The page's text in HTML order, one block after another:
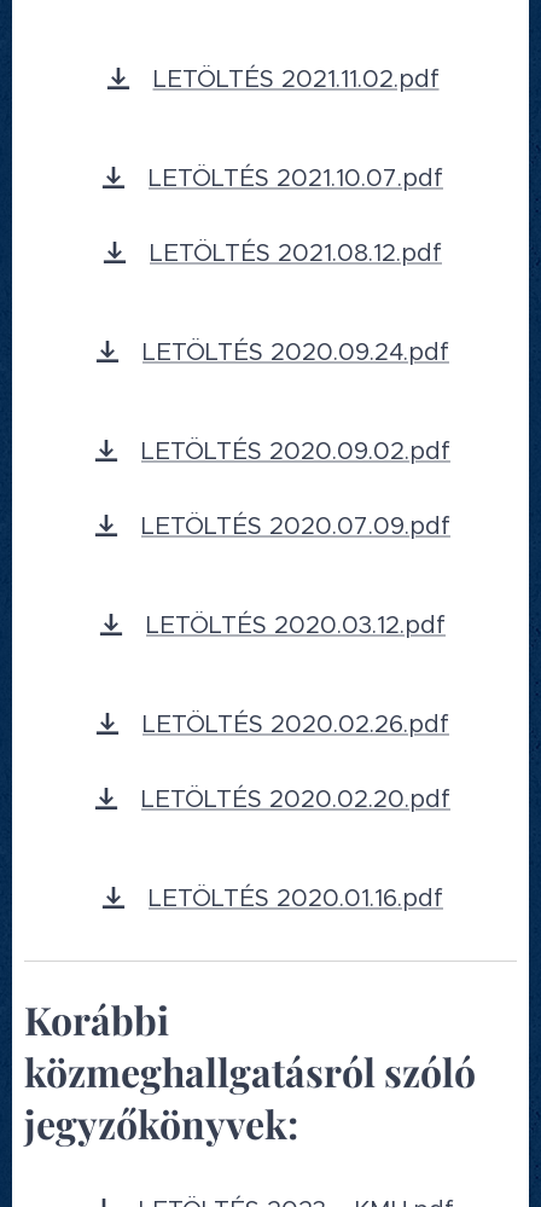
LETÖLTÉS 2021.11.02.pdf
LETÖLTÉS 2021.10.07.pdf
LETÖLTÉS 2021.08.12.pdf
LETÖLTÉS 2020.09.24.pdf
LETÖLTÉS 2020.09.02.pdf
LETÖLTÉS 2020.07.09.pdf
LETÖLTÉS 2020.03.12.pdf
LETÖLTÉS 2020.02.26.pdf
LETÖLTÉS 2020.02.20.pdf
LETÖLTÉS 2020.01.16.pdf
Korábbi
közmeghallgatásról szóló
jegyzőkönyvek: